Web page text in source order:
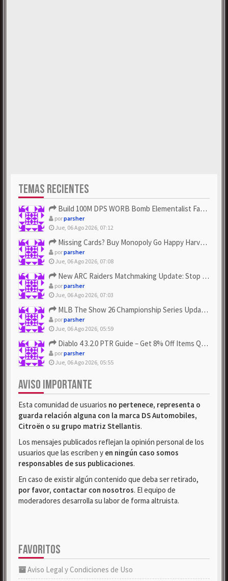
TEMAS RECIENTES
Build 100M DPS WORB Bomb Elementalist Fast - Grab POE Curren...
porparsher
Jue, 06 Ago 2026, 07:12
Missing Cards? Buy Monopoly Go Happy Harvest with Looney Tun...
porparsher
Jue, 06 Ago 2026, 07:08
New ARC Raiders Matchmaking Update: Stop Failed - Grab Bluep...
porparsher
Jue, 06 Ago 2026, 07:03
MLB The Show 26 Championship Series Update! Get Cheap & ...
porparsher
Jue, 06 Ago 2026, 05:59
Diablo 4 3.2.0 PTR Guide – Get 8% Off Items Quickly to Test ...
porparsher
Jue, 06 Ago 2026, 05:55
AVISO IMPORTANTE
Esta comunidad de usuarios no pertenece, representa o
guarda relación alguna con la marca DS Automobiles,
Citroën o su grupo matriz Stellantis.
Los mensajes publicados reflejan la opinión personal de los
usuarios que las escriben y en ningún caso somos
responsables de sus publicaciones.
En caso de existir algún contenido que deba ser retirado,
por favor, contactar con nosotros. El equipo de
moderadores desarrolla su labor de forma altruista.
FAVORITOS
Aviso Legal y Condiciones de Uso